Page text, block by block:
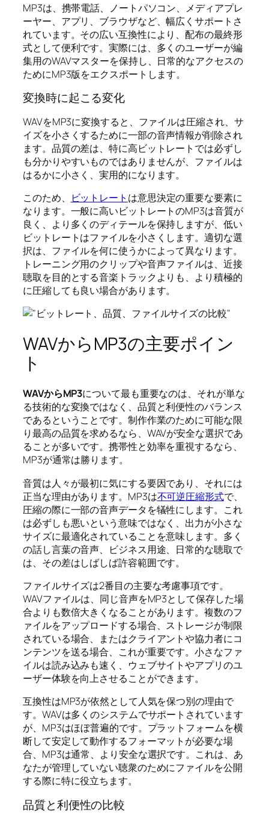
MP3は、携帯電話、ノートパソコン、メディアプレ
ーヤー、アプリ、ブラウザなど、幅広くサポートさ
れています。その広い互換性により、配布の最終形
式として便利です。実際には、多くのユーザーが編
集用のWAVマスターを保持し、日常的なアクセスの
ためにMP3版をエクスポートします。
変換時に起こる変化
WAVをMP3に変換すると、ファイルは圧縮され、サ
イズを小さくするために一部の音声情報が削除され
ます。品質の差は、特に高ビットレートでは必ずし
も分かりやすいものではありませんが、ファイルは
はるかに小さく、実用的になります。
このため、
ビットレート は意思決定の重要な要素に
なります。一般に高いビットレートのMP3は音質が
良く、より多くのディテールを保持しますが、低い
ビットレートはファイルを小さくします。適切な選
択は、ファイルを何に使うかによって異なります。
トレーニング用のクリップや音声ファイルは、近接
聴取を目的とする音楽トラックよりも、より積極的
に圧縮しても良い場合があります。
WAVからMP3の主要ポイン
ト
WAVからMP3について最も重要なのは、それが単な
る技術的な変換ではなく、品質と利便性のバランス
であるということです。制作作業のために可能な限
り最高の品質を求めるなら、WAVが安全な選択であ
ることが多いです。携帯性と効率を重視するなら、
MP3が通常は勝ります。
音質は人々が最初に気にする要因であり、それには
正当な理由があります。MP3は不可逆圧縮形式で、
圧縮の際に一部の音声データを犠牲にします。これ
は必ずしも悪いという意味ではなく、出力が小さな
サイズに最適化されていることを意味します。多く
の話し言葉の音声、ビジネス用途、日常的な聴取で
は、その差はしばしば許容範囲です。
ファイルサイズは2番目の主要な考慮事項です。
WAVファイルは、同じ音声をMP3として保存した場
合よりも数倍大きくなることがあります。複数のフ
ァイルをアップロードする場合、ストレージが制限
されている場合、またはクライアントや協力者にコ
ンテンツを送る場合、これが重要です。小さなファ
イルは読み込みも速く、ウェブサイトやアプリのユ
ーザー体験を向上させることができます。
互換性はMP3が依然として人気を保つ別の理由で
す。WAVは多くのシステムでサポートされています
が、MP3はほぼ普遍的です。プラットフォームを横
断して安定して動作するフォーマットが必要な場
合、MP3は通常、より安全な選択です。これは、あ
なたが管理していない聴衆のためにファイルを公開
する際に特に役立ちます。
品質と利便性の比較